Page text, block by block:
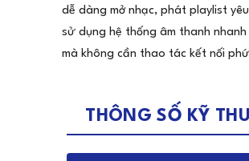
dễ dàng mở nhạc, phát playlist
sử dụng hệ thống âm thanh nhanh
mà không cần thao tác kết nối
THÔNG SỐ KỸ